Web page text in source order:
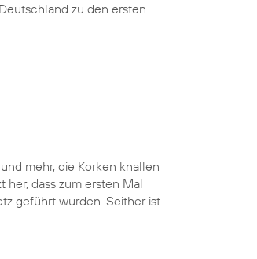
zu den ersten
mehr, die Korken knallen
her, dass zum ersten Mal
geführt wurden. Seither ist